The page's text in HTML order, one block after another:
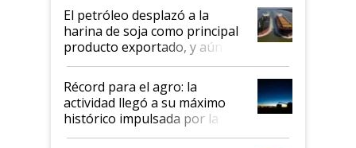
El petróleo desplazó a la
harina de soja como principal
producto exportado, y aún así
el agro aportó casi seis de cada
diez dólares y sostuvo el
liderazgo en un semestre
récord
Récord para el agro: la
actividad llegó a su máximo
histórico impulsada por la
cosecha y las exportaciones